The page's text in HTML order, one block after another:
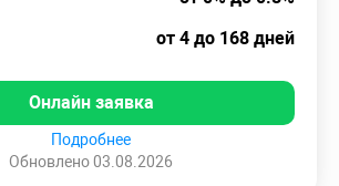
от 4 до 168 дней
Онлайн заявка
Подробнее
Обновлено 03.08.2026